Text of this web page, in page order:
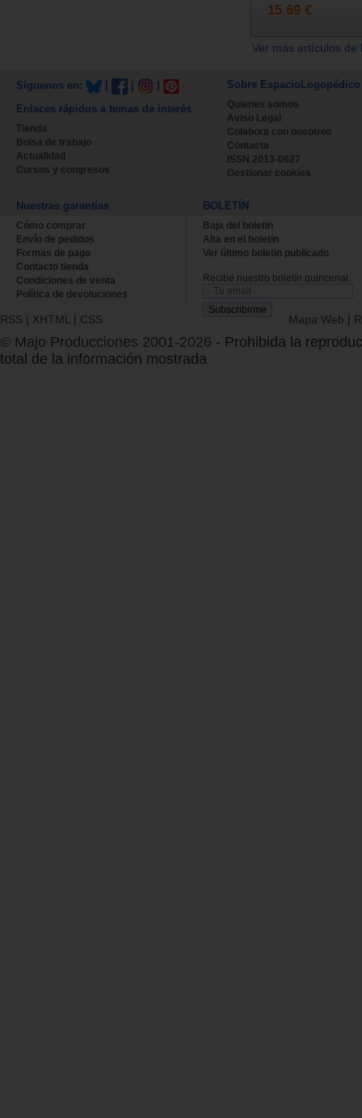
15.69 €
Ver más artículos
Síguenos en:
Enlaces rápidos a temas de interés
Tienda
Bolsa de trabajo
Actualidad
Cursos y congresos
Sobre EspacioLogopédico
Quienes somos
Aviso Legal
Colabora con nosotros
Contacta
ISSN 2013-0627
Gestionar cookies
Nuestras garantías
Cómo comprar
Envío de pedidos
Formas de pago
Contacto tienda
Condiciones de venta
Política de devoluciones
BOLETÍN
Baja del boletin
Alta en el boletin
Ver último boletin publicado
Recibe nuestro boletín quincenal.
RSS | XHTML | CSS Mapa Web |
© Majo Producciones 2001-2026 - Prohibida la
total de la información mostrada